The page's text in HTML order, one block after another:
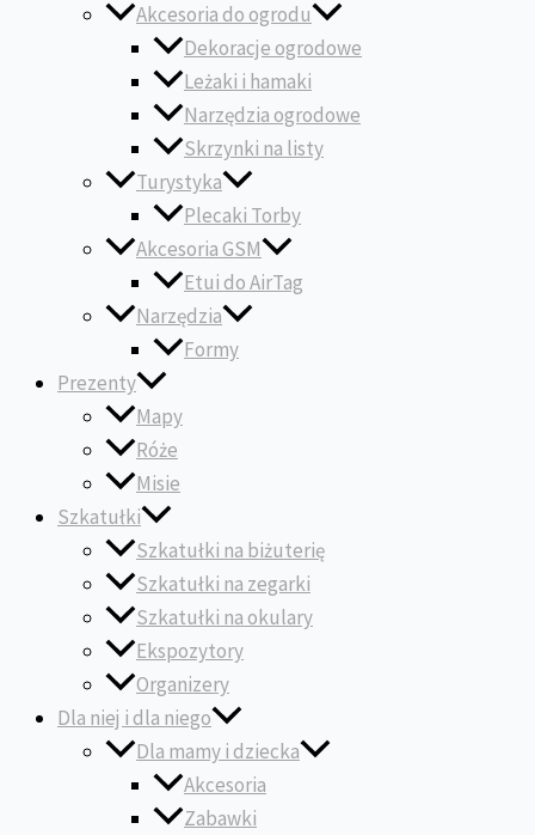
Akcesoria do ogrodu
Dekoracje ogrodowe
Leżaki i hamaki
Narzędzia ogrodowe
Skrzynki na listy
Turystyka
Plecaki Torby
Akcesoria GSM
Etui do AirTag
Narzędzia
Formy
Prezenty
Mapy
Róże
Misie
Szkatułki
Szkatułki na biżuterię
Szkatułki na zegarki
Szkatułki na okulary
Ekspozytory
Organizery
Dla niej i dla niego
Dla mamy i dziecka
Akcesoria
Zabawki